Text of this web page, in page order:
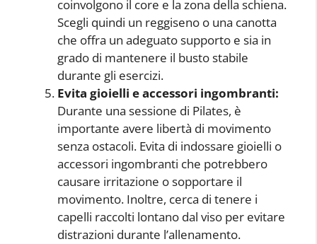
coinvolgono il core e la zona della schiena.
Scegli quindi un reggiseno o una canotta
che offra un adeguato supporto e sia in
grado di mantenere il busto stabile
durante gli esercizi.
Evita gioielli e accessori ingombranti:
Durante una sessione di Pilates, è
importante avere libertà di movimento
senza ostacoli. Evita di indossare gioielli o
accessori ingombranti che potrebbero
causare irritazione o sopportare il
movimento. Inoltre, cerca di tenere i
capelli raccolti lontano dal viso per evitare
distrazioni durante l’allenamento.